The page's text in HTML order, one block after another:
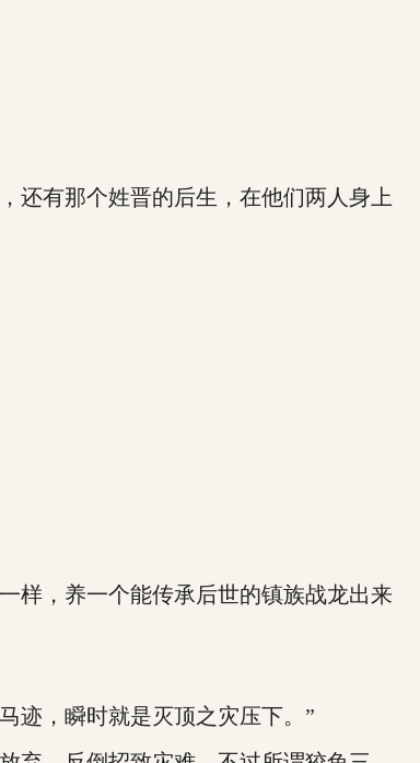
有那个姓晋的后生，在他们两人身上
，养一个能传承后世的镇族战龙出来
迹，瞬时就是灭顶之灾压下。”